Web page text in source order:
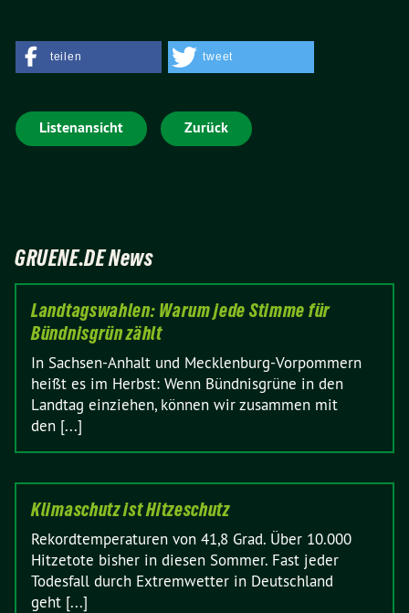
teilen tweet
Listenansicht Zurück
GRUENE.DE News
Landtagswahlen: Warum jede Stimme für
Bündnisgrün zählt
In Sachsen-Anhalt und Mecklenburg-Vorpommern
heißt es im Herbst: Wenn Bündnisgrüne in den
Landtag einziehen, können wir zusammen mit
den [...]
Klimaschutz ist Hitzeschutz
Rekordtemperaturen von 41,8 Grad. Über 10.000
Hitzetote bisher in diesen Sommer. Fast jeder
Todesfall durch Extremwetter in Deutschland
geht [...]